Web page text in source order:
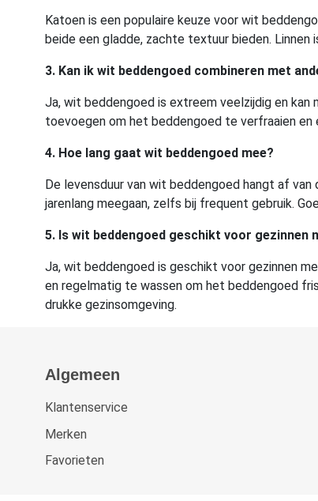
Katoen is een populaire keuze voor wit
beide een gladde, zachte textuur bieden. Linnen
3. Kan ik wit beddengoed combineren met
Ja, wit beddengoed is extreem veelzijdig en kan
toevoegen om het beddengoed te verfraaien en
4. Hoe lang gaat wit beddengoed mee?
De levensduur van wit beddengoed hangt af
jarenlang meegaan, zelfs bij frequent gebruik.
5. Is wit beddengoed geschikt voor gezinnen
Ja, wit beddengoed is geschikt voor gezinnen
en regelmatig te wassen om het beddengoed
drukke gezinsomgeving.
Algemeen
Klantenservice
Merken
Favorieten